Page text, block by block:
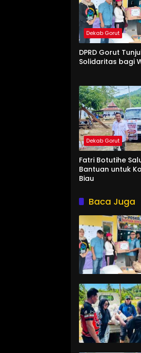
Dekab Gorut
DPRD Gorut
Solidaritas bagi
Dekab Gorut
Fatri Botutihe
Bantuan untuk
Biau
Baca Juga